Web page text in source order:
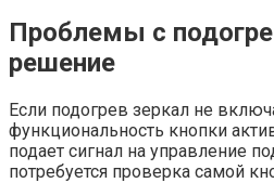
Проблемы с
решение
Если подогрев зеркал не
функциональность кнопки
подает сигнал на управление
потребуется проверка самой